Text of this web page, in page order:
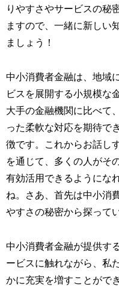
りやすさやサービスの秘
ますので、一緒に新しい
ましょう！
中小消費者金融は、地域
ビスを展開する小規模な
大手の金融機関に比べて
った柔軟な対応を期待で
徴です。これからお話し
を通じて、多くの人がそ
有効活用できるようにな
ね。さあ、首先は中小消
やすさの秘密から探って
中小消費者金融が提供す
ービスに触れながら、私
かに充実を増すことがで